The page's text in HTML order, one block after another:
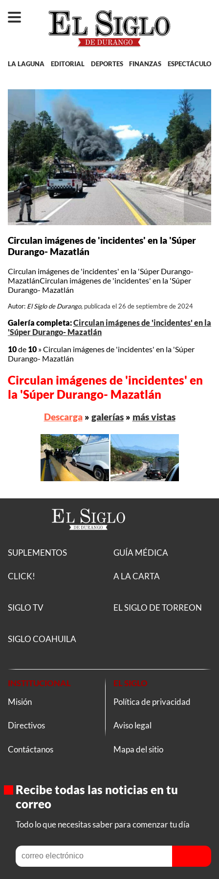
LA LAGUNA EDITORIAL DEPORTES FINANZAS ESPECTÁCULOS
Circulan imágenes de 'incidentes' en la 'Súper
Durango- Mazatlán
Circulan imágenes de 'incidentes' en la 'Súper Durango-
MazatlánCirculan imágenes de 'incidentes' en la 'Súper
Durango- Mazatlán
Autor: El Siglo de Durango, publicada el 26 de septiembre de 2024
Galería completa:Circulan imágenes de 'incidentes' en la
'Súper Durango- Mazatlán
10de 10 »Circulan imágenes de 'incidentes' en la 'Súper
Durango- Mazatlán
Circulan imágenes de 'incidentes' en
la 'Súper Durango- Mazatlán
Descarga» galerías» más vistas
SUPLEMENTOS
CLICK!
GUÍA MÉDICA
A LA CARTA
SIGLO TV EL SIGLO DE TORREON
SIGLO COAHUILA
INSTITUCIONAL
Misión
Directivos
Contáctanos
EL SIGLO
Política de privacidad
Aviso legal
Mapa del sitio
Recibe todas las noticias en tu
correo
Todo lo que necesitas saber para comenzar tu día